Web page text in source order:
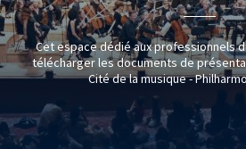
Cet espace dédié aux professionnels
télécharger les documents de
Cité de la musique -